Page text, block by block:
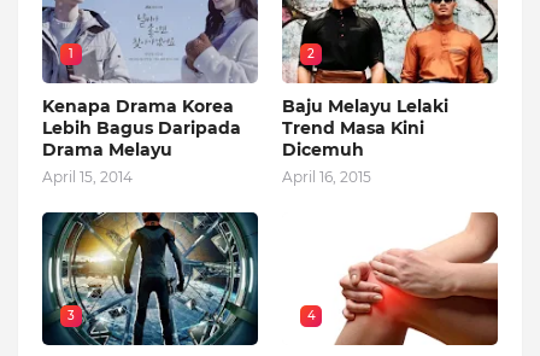
1
Kenapa Drama Korea
Lebih Bagus Daripada
Drama Melayu
April 15, 2014
2
Baju Melayu Lelaki
Trend Masa Kini
Dicemuh
April 16, 2015
3 4